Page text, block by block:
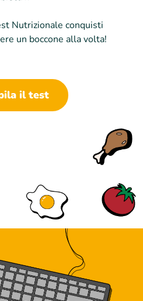
Nutrizionale conquisti
un boccone alla volta!
il test